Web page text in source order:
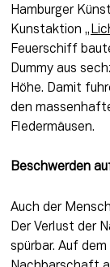
Hamburger
Kunstaktion
Feuerschiff
Dummy aus
Höhe. Damit
den
Fledermäusen.
Beschwerden
Auch der
Der Verlust der
spürbar. Auf